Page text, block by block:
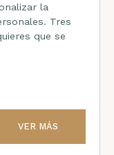
la
Tres
que se
VER MÁS